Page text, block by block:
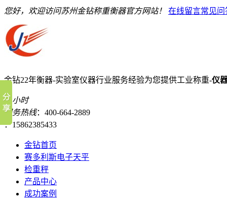
您好，欢迎访问苏州金钻称重衡器官方网站！ 在线留言常见问
金钻22年衡器-实验室仪器行业服务经验为您提供工业称重-仪
24小时
服务热线：400-664-2889
：15862385433
金钻首页
赛多利斯电子天平
检重秤
产品中心
成功案例